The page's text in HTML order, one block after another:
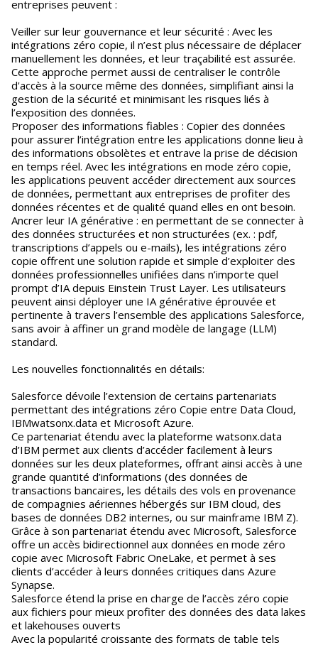
entreprises peuvent :
Veiller sur leur gouvernance et leur sécurité : Avec les
intégrations zéro copie, il n’est plus nécessaire de déplacer
manuellement les données, et leur traçabilité est assurée.
Cette approche permet aussi de centraliser le contrôle
d'accès à la source même des données, simplifiant ainsi la
gestion de la sécurité et minimisant les risques liés à
l’exposition des données.
Proposer des informations fiables : Copier des données
pour assurer l’intégration entre les applications donne lieu à
des informations obsolètes et entrave la prise de décision
en temps réel. Avec les intégrations en mode zéro copie,
les applications peuvent accéder directement aux sources
de données, permettant aux entreprises de profiter des
données récentes et de qualité quand elles en ont besoin.
Ancrer leur IA générative : en permettant de se connecter à
des données structurées et non structurées (ex. : pdf,
transcriptions d’appels ou e-mails), les intégrations zéro
copie offrent une solution rapide et simple d’exploiter des
données professionnelles unifiées dans n’importe quel
prompt d’IA depuis Einstein Trust Layer. Les utilisateurs
peuvent ainsi déployer une IA générative éprouvée et
pertinente à travers l’ensemble des applications Salesforce,
sans avoir à affiner un grand modèle de langage (LLM)
standard.
Les nouvelles fonctionnalités en détails:
Salesforce dévoile l’extension de certains partenariats
permettant des intégrations zéro Copie entre Data Cloud,
IBMwatsonx.data et Microsoft Azure.
Ce partenariat étendu avec la plateforme watsonx.data
d’IBM permet aux clients d’accéder facilement à leurs
données sur les deux plateformes, offrant ainsi accès à une
grande quantité d’informations (des données de
transactions bancaires, les détails des vols en provenance
de compagnies aériennes hébergés sur IBM cloud, des
bases de données DB2 internes, ou sur mainframe IBM Z).
Grâce à son partenariat étendu avec Microsoft, Salesforce
offre un accès bidirectionnel aux données en mode zéro
copie avec Microsoft Fabric OneLake, et permet à ses
clients d’accéder à leurs données critiques dans Azure
Synapse.
Salesforce étend la prise en charge de l’accès zéro copie
aux fichiers pour mieux profiter des données des data lakes
et lakehouses ouverts
Avec la popularité croissante des formats de table tels